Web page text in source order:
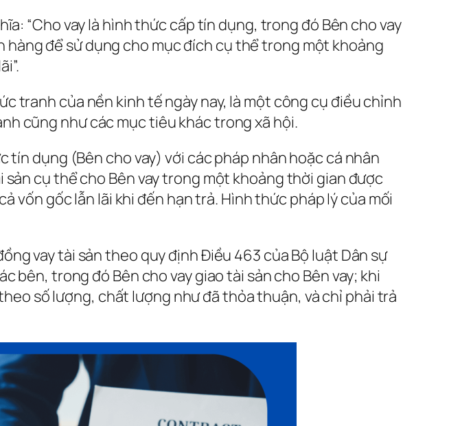
“Cho vay là hình thức cấp tín dụng, trong đó Bên cho vay
để sử dụng cho mục đích cụ thể trong một khoảng
tranh của nền kinh tế ngày nay, là một công cụ điều chỉnh
cũng như các mục tiêu khác trong xã hội.
dụng (Bên cho vay) với các pháp nhân hoặc cá nhân
cụ thể cho Bên vay trong một khoảng thời gian được
vốn gốc lẫn lãi khi đến hạn trả. Hình thức pháp lý của mối
vay tài sản theo quy định Điều 463 của Bộ luật Dân sự
bên, trong đó Bên cho vay giao tài sản cho Bên vay; khi
số lượng, chất lượng như đã thỏa thuận, và chỉ phải trả